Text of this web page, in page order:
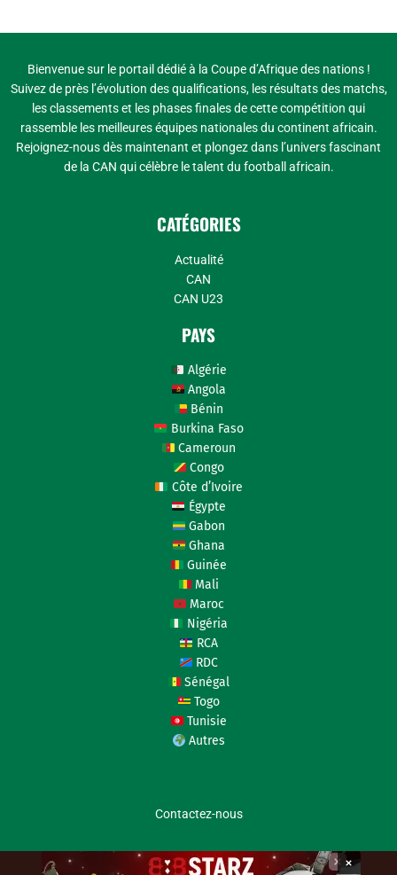
Bienvenue sur le portail dédié à la Coupe d’Afrique des nations !
Suivez de près l’évolution des qualifications, les résultats des matchs,
les classements et les phases finales de cette compétition qui
rassemble les meilleures équipes nationales du continent africain.
Rejoignez-nous dès maintenant et plongez dans l’univers fascinant
de la CAN qui célèbre le talent du football africain.
CATÉGORIES
Actualité
CAN
CAN U23
PAYS
Algérie
Angola
Bénin
Burkina Faso
Cameroun
Congo
Côte d’Ivoire
Égypte
Gabon
Ghana
Guinée
Mali
Maroc
Nigéria
RCA
RDC
Sénégal
Togo
Tunisie
Autres
Contactez-nous
coupedafriquedesnations.com © 2026 ×